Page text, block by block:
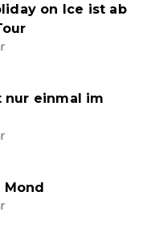
on Ice ist ab
nur einmal im
Mond